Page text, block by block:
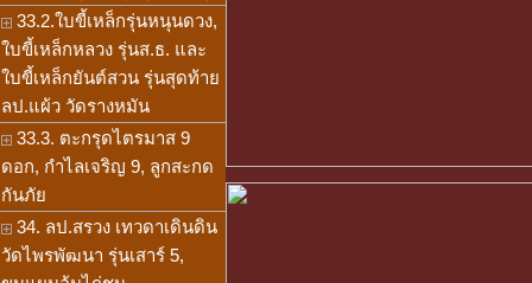
33.2.ใบขี้เหล็กรุ่นหนุนดวง,
ใบขี้เหล็กหลวง รุ่นส.ธ. และ
ใบขี้เหล็กยันต์สวน รุ่นสุดท้าย
ลป.แผ้ว วัดรางหมัน
33.3. ตะกรุดไตรมาส 9
ดอก, กำไลเจริญ 9, ลูกสะกด
กันภัย
34. ลป.สรวง เทวดาเดินดิน
วัดไพรพัฒนา รุ่นเสาร์ 5,